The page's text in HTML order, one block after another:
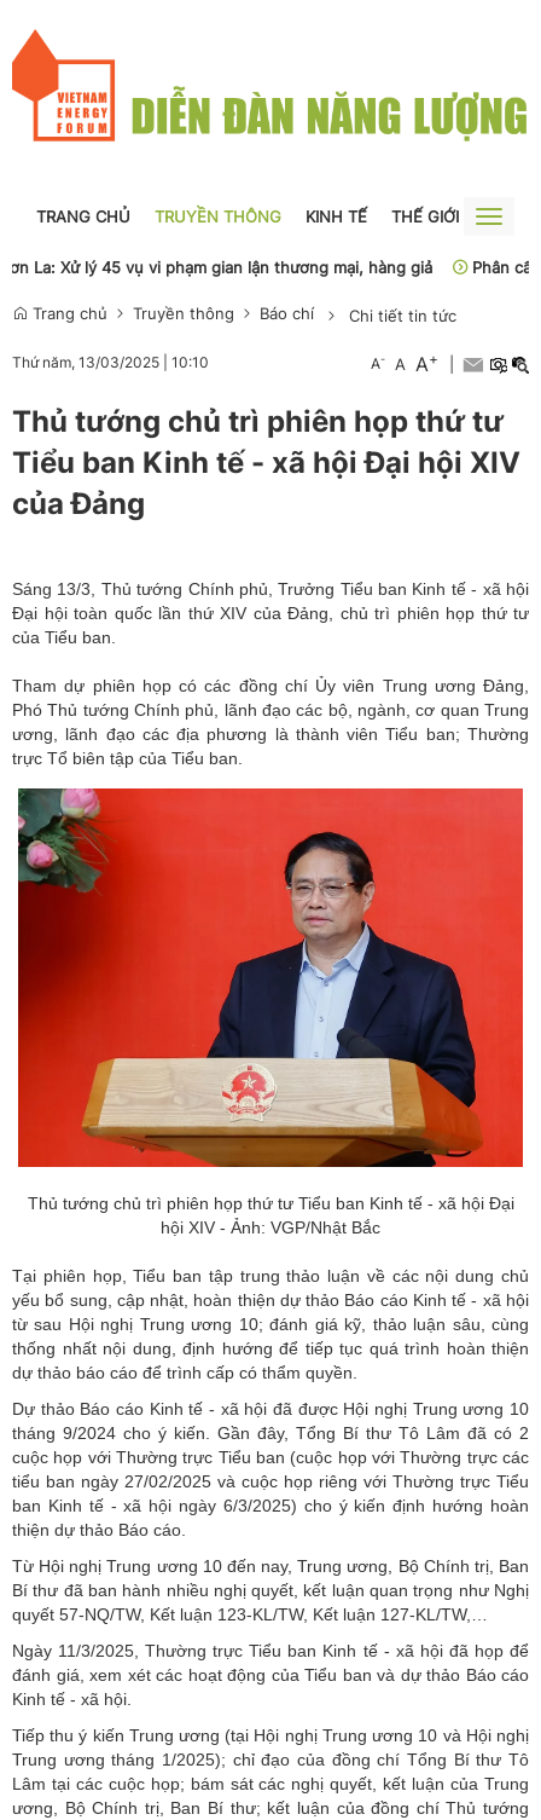
TRANG CHỦ TRUYỀN THÔNG KINH TẾ THẾ GIỚI
Toggle
La: Xử lý 45 vụ vi phạm gian lận thương mại, hàng giả
Phân cấp,
Trang chủ Truyền thông Báo chí Chi tiết tin tức
Thứ năm, 13/03/2025 10:10 A- A A+
Thủ tướng chủ trì phiên họp thứ tư
Tiểu ban Kinh tế - xã hội Đại hội XIV
của Đảng
Sáng 13/3, Thủ tướng Chính phủ, Trưởng Tiểu ban Kinh tế - xã hội
Đại hội toàn quốc lần thứ XIV của Đảng, chủ trì phiên họp thứ tư
của Tiểu ban.
Tham dự phiên họp có các đồng chí Ủy viên Trung ương Đảng,
Phó Thủ tướng Chính phủ, lãnh đạo các bộ, ngành, cơ quan Trung
ương, lãnh đạo các địa phương là thành viên Tiểu ban; Thường
trực Tổ biên tập của Tiểu ban.
Thủ tướng chủ trì phiên họp thứ tư Tiểu ban Kinh tế - xã hội Đại
hội XIV - Ảnh: VGP/Nhật Bắc
Tại phiên họp, Tiểu ban tập trung thảo luận về các nội dung chủ
yếu bổ sung, cập nhật, hoàn thiện dự thảo Báo cáo Kinh tế - xã hội
từ sau Hội nghị Trung ương 10; đánh giá kỹ, thảo luận sâu, cùng
thống nhất nội dung, định hướng để tiếp tục quá trình hoàn thiện
dự thảo báo cáo để trình cấp có thẩm quyền.
Dự thảo Báo cáo Kinh tế - xã hội đã được Hội nghị Trung ương 10
tháng 9/2024 cho ý kiến. Gần đây, Tổng Bí thư Tô Lâm đã có 2
cuộc họp với Thường trực Tiểu ban (cuộc họp với Thường trực các
tiểu ban ngày 27/02/2025 và cuộc họp riêng với Thường trực Tiểu
ban Kinh tế - xã hội ngày 6/3/2025) cho ý kiến định hướng hoàn
thiện dự thảo Báo cáo.
Từ Hội nghị Trung ương 10 đến nay, Trung ương, Bộ Chính trị, Ban
Bí thư đã ban hành nhiều nghị quyết, kết luận quan trọng như Nghị
quyết 57-NQ/TW, Kết luận 123-KL/TW, Kết luận 127-KL/TW,…
Ngày 11/3/2025, Thường trực Tiểu ban Kinh tế - xã hội đã họp để
đánh giá, xem xét các hoạt động của Tiểu ban và dự thảo Báo cáo
Kinh tế - xã hội.
Tiếp thu ý kiến Trung ương (tại Hội nghị Trung ương 10 và Hội nghị
Trung ương tháng 1/2025); chỉ đạo của đồng chí Tổng Bí thư Tô
Lâm tại các cuộc họp; bám sát các nghị quyết, kết luận của Trung
ương, Bộ Chính trị, Ban Bí thư; kết luận của đồng chí Thủ tướng